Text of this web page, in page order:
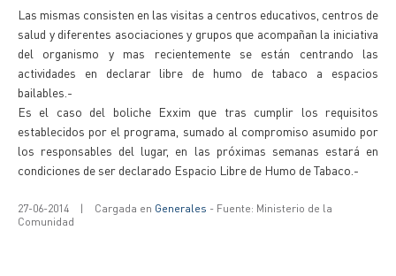
Las mismas consisten en las visitas a centros educativos, centros de
salud y diferentes asociaciones y grupos que acompañan la iniciativa
del organismo y mas recientemente se están centrando las
actividades en declarar libre de humo de tabaco a espacios
bailables.-
Es el caso del boliche Exxim que tras cumplir los requisitos
establecidos por el programa, sumado al compromiso asumido por
los responsables del lugar, en las próximas semanas estará en
condiciones de ser declarado Espacio Libre de Humo de Tabaco.-
27-06-2014 | Cargada en Generales - Fuente: Ministerio de la
Comunidad